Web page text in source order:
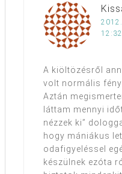
12:32
A kiöltözésről
volt normális
Aztán
láttam mennyi
nézzek ki”
hogy mániákus
odafigyeléssel
készülnek ezóta